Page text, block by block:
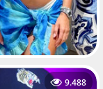
9.488